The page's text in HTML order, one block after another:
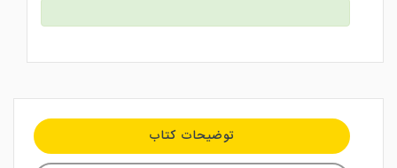
توضیحات کتاب